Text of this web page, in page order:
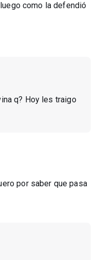
como la defendió
q? Hoy les traigo
por saber que pasa